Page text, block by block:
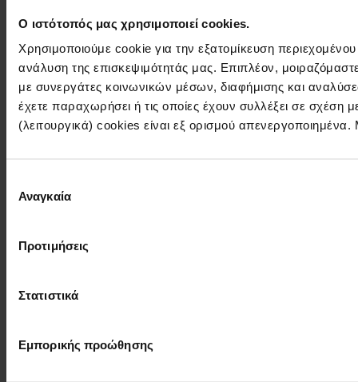
Ο ιστότοπός μας χρησιμοποιεί cookies.
Χρησιμοποιούμε cookie για την εξατομίκευση
ανάλυση της επισκεψιμότητάς μας. Επιπλέον,
με συνεργάτες κοινωνικών μέσων, διαφήμισης και
έχετε παραχωρήσει ή τις οποίες έχουν συλλέξει σε
(λειτουργικά) cookies είναι εξ ορισμού
συγκατάθεσης
Αναγκαία
Προτιμήσεις
Στατιστικά
Εμπορικής προώθησης